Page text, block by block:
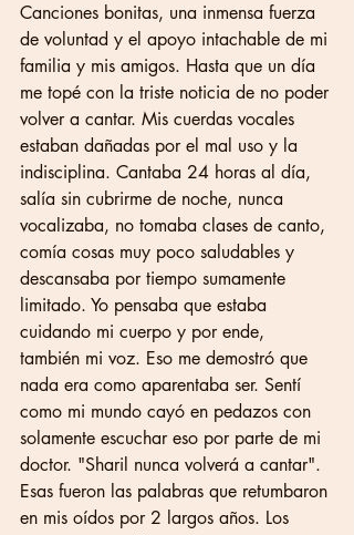
Canciones bonitas, una inmensa fuerza
de voluntad y el apoyo intachable de mi
familia y mis amigos. Hasta que un día
me topé con la triste noticia de no poder
volver a cantar. Mis cuerdas vocales
estaban dañadas por el mal uso y la
indisciplina. Cantaba 24 horas al día,
salía sin cubrirme de noche, nunca
vocalizaba, no tomaba clases de canto,
comía cosas muy poco saludables y
descansaba por tiempo sumamente
limitado. Yo pensaba que estaba
cuidando mi cuerpo y por ende,
también mi voz. Eso me demostró que
nada era como aparentaba ser. Sentí
como mi mundo cayó en pedazos con
solamente escuchar eso por parte de mi
doctor. "Sharil nunca volverá a cantar".
Esas fueron las palabras que retumbaron
en mis oídos por 2 largos años. Los